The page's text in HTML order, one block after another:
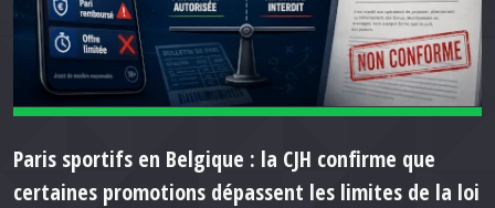
Paris sportifs en Belgique : la CJH confirme que
certaines promotions dépassent les limites de la loi